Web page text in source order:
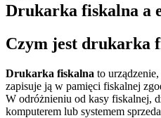
Drukarka fiskalna a
Czym jest drukarka
Drukarka fiskalna to
zapisuje ją w pamięci fiskalnej
W odróżnieniu od kasy fiskalnej,
komputerem lub systemem